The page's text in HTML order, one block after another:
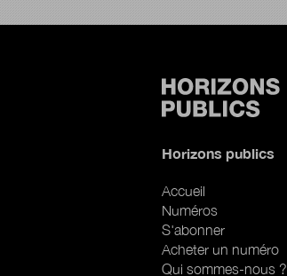
Horizons publics
Accueil
Numéros
S'abonner
Acheter un numéro
Qui sommes-nous ?